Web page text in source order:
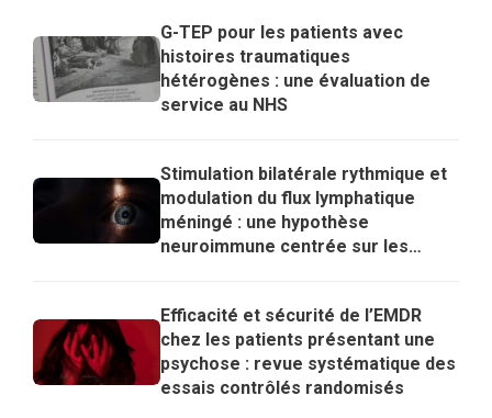
G-TEP pour les patients avec
histoires traumatiques
hétérogènes : une évaluation de
service au NHS
Stimulation bilatérale rythmique et
modulation du flux lymphatique
méningé : une hypothèse
neuroimmune centrée sur les
Efficacité et sécurité de l’EMDR
chez les patients présentant une
psychose : revue systématique des
essais contrôlés randomisés